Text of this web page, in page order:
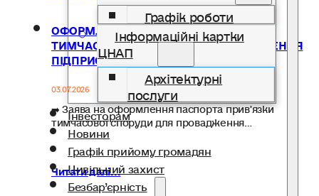
Графік роботи
Інформаційні картки
ЦНАП
Архітектурні
послуги
Інвесторам
Новини
Графік прийому громадян
Цивільний захист
Безбар’єрність
ОФОРМЛЕННЯ ПАСПОРТА ПРИВ’ЯЗКИ
ТИМЧАСОВОЇ СПОРУДИ ДЛЯ ПРОВАДЖЕННЯ
ПІДПРИЄМНИЦЬКОЇ ДІЯЛЬНОСТІ
03.07.2026
➡️ Заява на оформлення паспорта прив'язки
тимчасової споруди для провадження…
Читати далі...